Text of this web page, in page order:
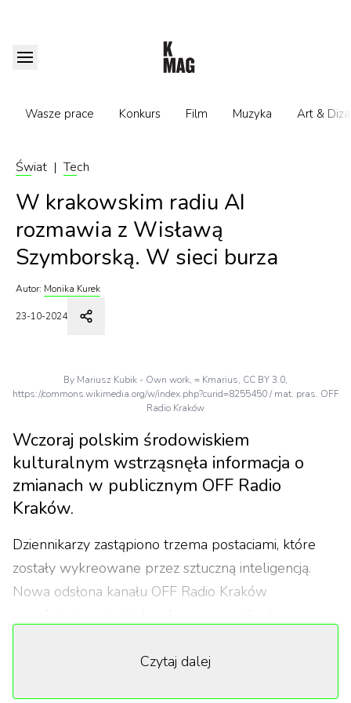
Wasze prace Konkurs Film Muzyka Art &
Świat | Tech
W krakowskim radiu AI
rozmawia z Wisławą
Szymborską. W sieci burza
Autor: Monika Kurek
23-10-2024
By Mariusz Kubik - Own work, = Kmarius, CC BY 3.0,
https://commons.wikimedia.org/w/index.php?curid=8255450 / mat. pras. OFF
Radio Kraków
Wczoraj polskim środowiskiem
kulturalnym wstrząsnęła informacja o
zmianach w publicznym OFF Radio
Kraków.
Dziennikarzy zastąpiono trzema postaciami, które
zostały wykreowane przez sztuczną inteligencją.
Nowa odsłona kanału OFF Radio Kraków
przedstawiona jest jako eksperyment badawczo –
na pytanie, jakie skutki może nieść ze sobą rozwój
Czytaj dalej